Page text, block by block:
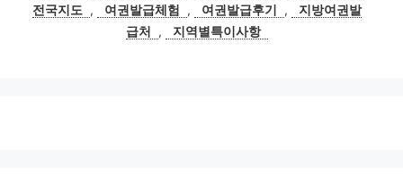
전국지도
, 여권발급체험 , 여권발급후기 ,
지방여권발
급처
, 지역별특이사항